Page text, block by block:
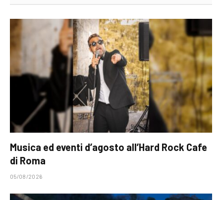
Musica ed eventi d’agosto all’Hard Rock Cafe
di Roma
05/08/2026